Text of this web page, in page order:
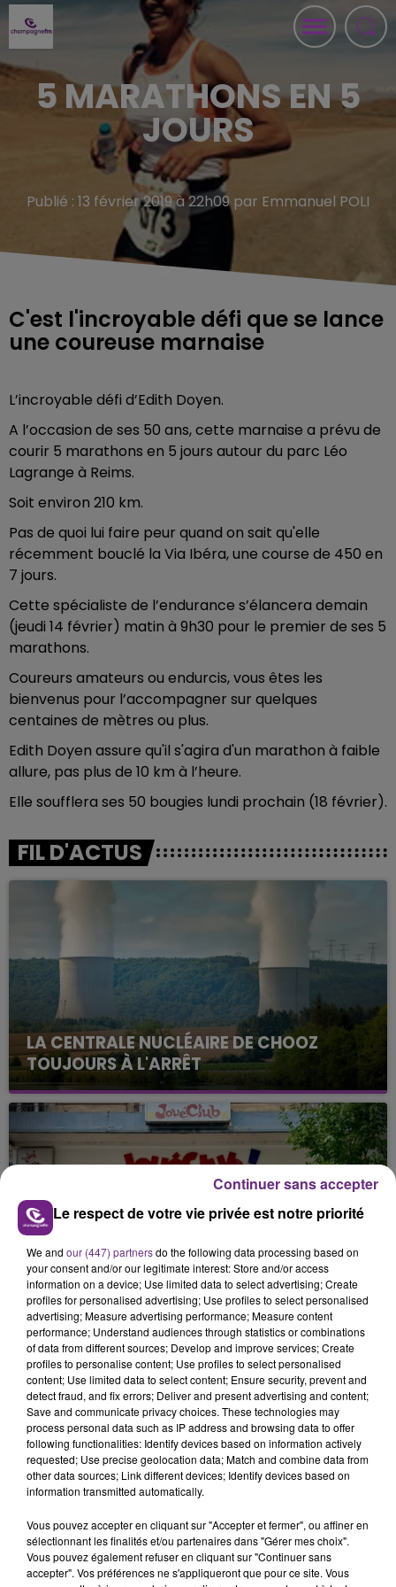
5 MARATHONS EN 5
JOURS
Publié : 13 février 2019 à 22h09 par Emmanuel POLI
C'est l'incroyable défi que se lance
une coureuse marnaise
L’incroyable défi d’Edith Doyen.
A l’occasion de ses 50 ans, cette marnaise a prévu de
courir 5 marathons en 5 jours autour du parc Léo
Lagrange à Reims.
Soit environ 210 km.
Pas de quoi lui faire peur quand on sait qu'elle
récemment bouclé la Via Ibéra, une course de 450 en
7 jours.
Cette spécialiste de l’endurance s’élancera demain
(jeudi 14 février) matin à 9h30 pour le premier de ses 5
marathons.
Coureurs amateurs ou endurcis, vous êtes les
bienvenus pour l’accompagner sur quelques
centaines de mètres ou plus.
Edith Doyen assure qu'il s'agira d'un marathon à faible
allure, pas plus de 10 km à l’heure.
Elle soufflera ses 50 bougies lundi prochain (18 février).
FIL D'ACTUS
LA CENTRALE NUCLÉAIRE DE CHOOZ
TOUJOURS À L'ARRÊT
Cela fait déjà une semaine que la centrale
nucléaire ardennaise est à l'arrêt. Une situation
justifiée par la sécheresse intense qui est toujours
présente.
LE MAGASIN JOUÉCLUB DE REIMS FERME
SES PORTES
C'était l'une des institutions du centre-ville
rémois. Le magasin JouéClub est contraint de
fermer ses portes.
TITRES DIFFUSÉS
17h06
17h06 17h03
17h03
Le respect de votre vie privée est notre priorité
We and our (447) partnersdo the following data processing based on
your consent and/or our legitimate interest: Store and/or access
information on a device; Use limited data to select advertising; Create
profiles for personalised advertising; Use profiles to select personalised
advertising; Measure advertising performance; Measure content
performance; Understand audiences through statistics or combinations
of data from different sources; Develop and improve services; Create
profiles to personalise content; Use profiles to select personalised
content; Use limited data to select content; Ensure security, prevent and
detect fraud, and fix errors; Deliver and present advertising and content;
Save and communicate privacy choices. These technologies may
process personal data such as IP address and browsing data to offer
following functionalities: Identify devices based on information actively
requested; Use precise geolocation data; Match and combine data from
other data sources; Link different devices; Identify devices based on
information transmitted automatically.
Vous pouvez accepter en cliquant sur "Accepter et fermer", ou affiner en
sélectionnant les finalités et/ou partenaires dans "Gérer mes choix".
Vous pouvez également refuser en cliquant sur "Continuer sans
accepter". Vos préférences ne s'appliqueront que pour ce site. Vous
Continuer sans accepter